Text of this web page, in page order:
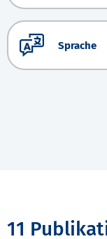
Sprache
11